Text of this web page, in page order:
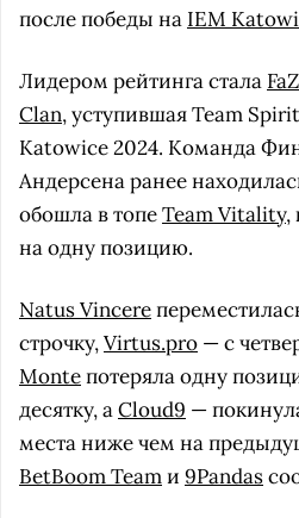
после победы на IEM
Лидером рейтинга стала
Clan, уступившая Team
Katowice 2024. Команда
Андерсена ранее
обошла в топеTeam Vitality,
на одну позицию.
Natus Vincere
строчку,Virtus.pro — с
Monteпотеряла одну
десятку, аCloud9 —
места ниже чем на
BetBoom Teamи 9Pandas